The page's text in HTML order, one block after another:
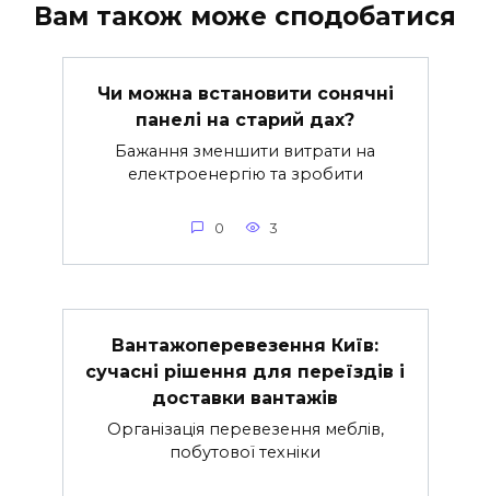
Вам також може сподобатися
Чи можна встановити сонячні
панелі на старий дах?
Бажання зменшити витрати на
електроенергію та зробити
0 3
Вантажоперевезення Київ:
сучасні рішення для переїздів і
доставки вантажів
Організація перевезення меблів,
побутової техніки